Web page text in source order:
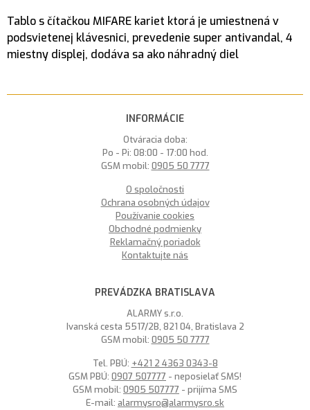
Tablo s čítačkou MIFARE kariet ktorá je umiestnená v
podsvietenej klávesnici, prevedenie super antivandal, 4
miestny displej, dodáva sa ako náhradný diel
INFORMÁCIE
Otváracia doba:
Po - Pi: 08:00 - 17:00 hod.
GSM mobil: 0905 50 7777
O spoločnosti
Ochrana osobných údajov
Používanie cookies
Obchodné podmienky
Reklamačný poriadok
Kontaktujte nás
PREVÁDZKA BRATISLAVA
ALARMY s.r.o.
Ivanská cesta 5517/2B, 821 04, Bratislava 2
GSM mobil: 0905 50 7777
Tel. PBÚ: +421 2 4363 0343-8
GSM PBÚ: 0907 507777 - neposielať SMS!
GSM mobil: 0905 507777 - prijíma SMS
E-mail: alarmysro@alarmysro.sk